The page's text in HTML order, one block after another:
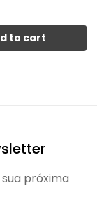
to cart
próxima